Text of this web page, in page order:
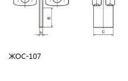
ЖОС-107